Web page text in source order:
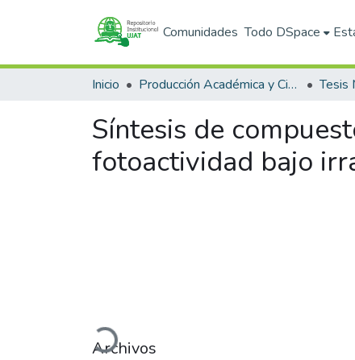
Comunidades Todo DSpace
Inicio Producción Académica y Científica Tesis
Síntesis de
fotoactividad bajo
Cargando...
Archivos